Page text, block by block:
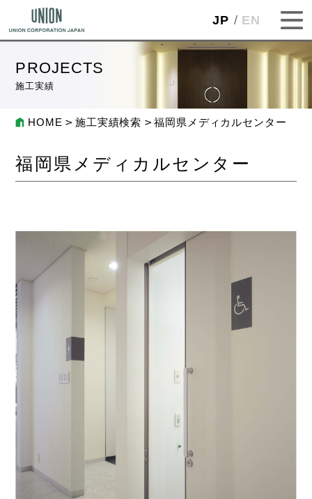
JP EN
PROJECTS
施工実績
HOME 施工実績検索 福岡県メディカルセンター
福岡県メディカルセンター